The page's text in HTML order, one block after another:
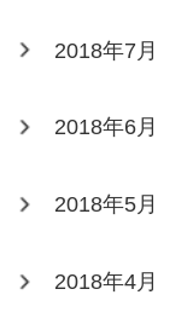
2018年7月
2018年6月
2018年5月
2018年4月